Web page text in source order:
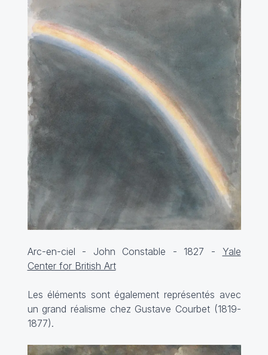
Arc-en-ciel - John Constable - 1827 - Yale
Center for British Art
Les éléments sont également représentés avec
un grand réalisme chez Gustave Courbet (1819-
1877).